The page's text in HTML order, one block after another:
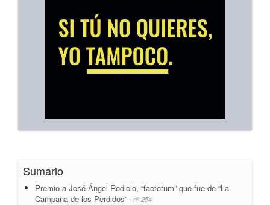
Sumario
Premio a José Ángel Rodicio, “factotum” que fue de “La
Campana de los Perdidos” - nº 254